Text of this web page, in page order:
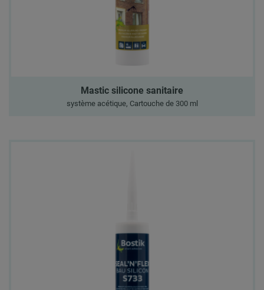
Mastic silicone sanitaire
système acétique, Cartouche de 300 ml